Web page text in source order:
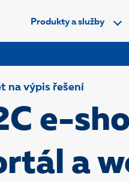
Produkty a služby
na výpis řešení
e-
a